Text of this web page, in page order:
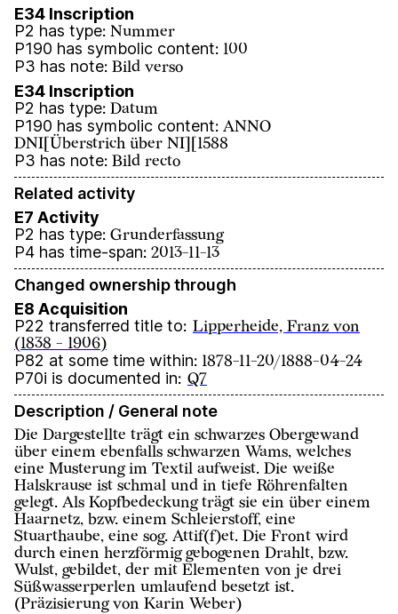
E34 Inscription
P2 has type: Nummer
P190 has symbolic content: 100
P3 has note: Bild verso
E34 Inscription
P2 has type: Datum
P190 has symbolic content: ANNO
DNI[Überstrich über NI][1588
P3 has note: Bild recto
Related activity
E7 Activity
P2 has type: Grunderfassung
P4 has time-span: 2013-11-13
Changed ownership through
E8 Acquisition
P22 transferred title to: Lipperheide, Franz von
(1838 - 1906)
P82 at some time within: 1878-11-20/1888-04-24
P70i is documented in: Q7
Description / General note
Die Dargestellte trägt ein schwarzes Obergewand
über einem ebenfalls schwarzen Wams, welches
eine Musterung im Textil aufweist. Die weiße
Halskrause ist schmal und in tiefe Röhrenfalten
gelegt. Als Kopfbedeckung trägt sie ein über einem
Haarnetz, bzw. einem Schleierstoff, eine
Stuarthaube, eine sog. Attif(f)et. Die Front wird
durch einen herzförmig gebogenen Drahlt, bzw.
Wulst, gebildet, der mit Elementen von je drei
Süßwasserperlen umlaufend besetzt ist.
(Präzisierung von Karin Weber)